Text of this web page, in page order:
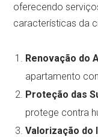
oferecendo
características da
Renovação do
apartamento
Proteção das
protege contra
Valorização do